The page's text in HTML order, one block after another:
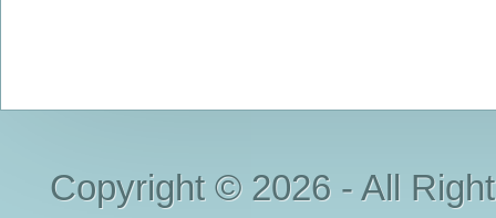
Copyright © 2026 - All